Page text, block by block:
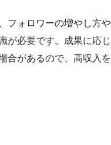
フォロワーの増やし方
が必要です。成果に応
合があるので、高収入